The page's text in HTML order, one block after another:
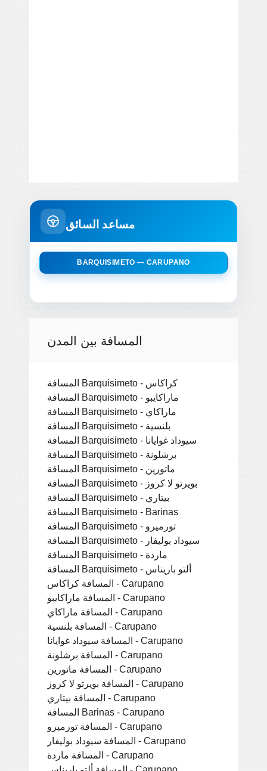
مساعد السائق
BARQUISIMETO — CARUPANO
المسافة بين المدن
المسافة Barquisimeto - كراكاس
المسافة Barquisimeto - ماراكايبو
المسافة Barquisimeto - ماراكاي
المسافة Barquisimeto - بلنسية
المسافة Barquisimeto - سيوداد غوايانا
المسافة Barquisimeto - برشلونة
المسافة Barquisimeto - ماتورين
المسافة Barquisimeto - بويرتو لا كروز
المسافة Barquisimeto - بيتاري
المسافة Barquisimeto - Barinas
المسافة Barquisimeto - تورميرو
المسافة Barquisimeto - سيوداد بوليفار
المسافة Barquisimeto - ماردة
المسافة Barquisimeto - ألتو باريناس
المسافة كراكاس - Carupano
المسافة ماراكايبو - Carupano
المسافة ماراكاي - Carupano
المسافة بلنسية - Carupano
المسافة سيوداد غوايانا - Carupano
المسافة برشلونة - Carupano
المسافة ماتورين - Carupano
المسافة بويرتو لا كروز - Carupano
المسافة بيتاري - Carupano
المسافة Barinas - Carupano
المسافة تورميرو - Carupano
المسافة سيوداد بوليفار - Carupano
المسافة ماردة - Carupano